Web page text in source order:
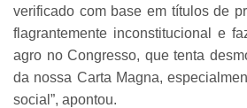
verificado com base em títulos de
flagrantemente inconstitucional e
agro no Congresso, que tenta
da nossa Carta Magna,
social”, apontou.